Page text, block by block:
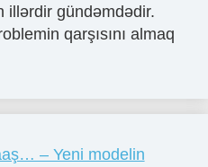
illərdir gündəmdədir.
qarşısını almaq
– Yeni modelin